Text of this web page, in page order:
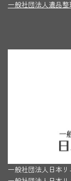
一般社団法人遺品
一般社団法人日本リ